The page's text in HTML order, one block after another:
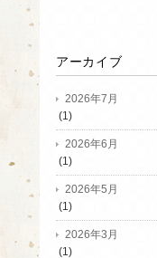
アーカイブ
2026年7月
(1)
2026年6月
(1)
2026年5月
(1)
2026年3月
(1)